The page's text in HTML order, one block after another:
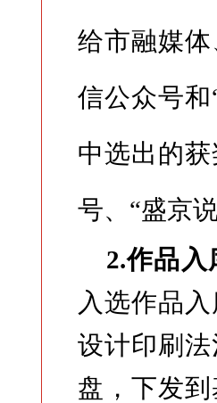
给市融媒
信公众号
中选出的
号、“盛京
2.作品入
入选作品
设计印刷
盘，下发